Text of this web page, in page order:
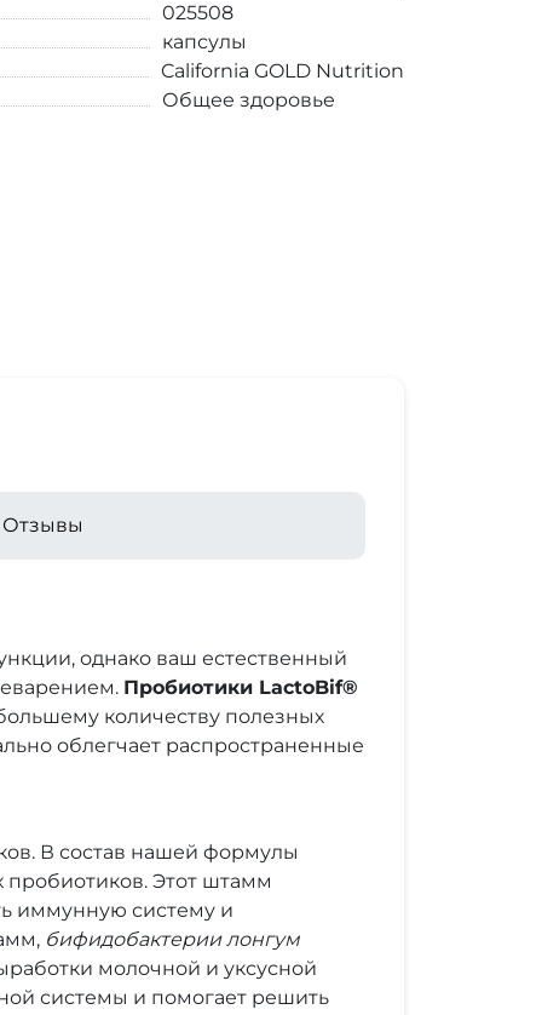
025508
капсулы
California GOLD Nutrition
Общее здоровье
Отзывы
однако ваш естественный
Пробиотики LactoBif®
количеству полезных
облегчает распространенные
В состав нашей формулы
пробиотиков. Этот штамм
иммунную систему и
бифидобактерии лонгум
молочной и уксусной
системы и помогает решить